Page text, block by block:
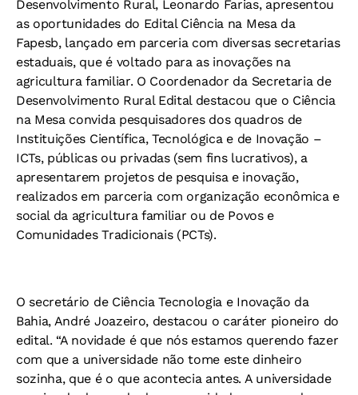
Desenvolvimento Rural, Leonardo Farias, apresentou
as oportunidades do Edital Ciência na Mesa da
Fapesb, lançado em parceria com diversas secretarias
estaduais, que é voltado para as inovações na
agricultura familiar. O Coordenador da Secretaria de
Desenvolvimento Rural Edital destacou que o Ciência
na Mesa convida pesquisadores dos quadros de
Instituições Científica, Tecnológica e de Inovação –
ICTs, públicas ou privadas (sem fins lucrativos), a
apresentarem projetos de pesquisa e inovação,
realizados em parceria com organização econômica e
social da agricultura familiar ou de Povos e
Comunidades Tradicionais (PCTs).
O secretário de Ciência Tecnologia e Inovação da
Bahia, André Joazeiro, destacou o caráter pioneiro do
edital. “A novidade é que nós estamos querendo fazer
com que a universidade não tome este dinheiro
sozinha, que é o que acontecia antes. A universidade